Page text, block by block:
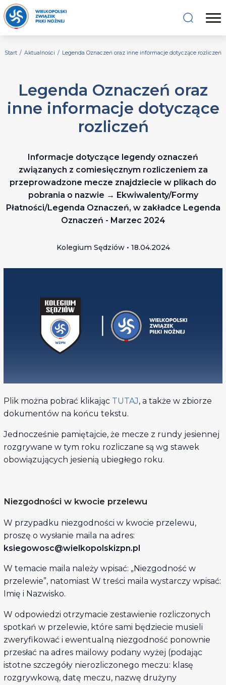
Start / Aktualności / Legenda Oznaczeń oraz inne informacje dotyczące rozliczeń
Legenda Oznaczeń oraz
inne informacje dotyczące
rozliczeń
Informacje dotyczące legendy oznaczeń
związanych z comiesięcznym rozliczeniem za
przeprowadzone mecze znajdziecie w plikach do
pobrania o nazwie → Ekwiwalenty/Formy
Płatności/Legenda Oznaczeń, w zakładce Legenda
Oznaczeń - Marzec 2024
Kolegium Sędziów • 18.04.2024
Plik można pobrać klikając TUTAJ, a także w zbiorze
dokumentów na końcu tekstu.
Jednocześnie pamiętajcie, że mecze z rundy jesiennej
rozgrywane w tym roku rozliczane są wg stawek
obowiązujących jesienią ubiegłego roku.
Niezgodności w kwocie przelewu
W przypadku niezgodności w kwocie przelewu,
proszę o wysłanie maila na adres:
ksiegowosc@wielkopolskizpn.pl
W temacie maila należy wpisać: „Niezgodność w
przelewie”, natomiast W treści maila wystarczy wpisać:
Imię i Nazwisko.
W odpowiedzi otrzymacie zestawienie rozliczonych
spotkań w przelewie, które sami będziecie musieli
zweryfikować i ewentualną niezgodność ponownie
przesłać na adres mailowy podany wyżej (podając
istotne szczegóły nierozliczonego meczu: klasę
rozgrywkową, datę meczu, nazwę drużyny